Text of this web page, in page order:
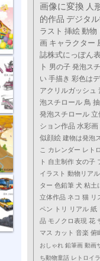
画像に変換 人
的作品 デジタ
ラスト 挿絵 動物
画 キャラクター
誌株式にっぽん
ト 男の子 発泡ス
い 手描き 彩色は
アクリルガッシュ
泡スチロール 鳥
発泡スチロール 立
ション作品 水彩画
似顔絵 建物は発泡
こ カレンダー レトロ
ト 自主制作 女の子
イラスト 動物リア
ター 色鉛筆 犬 粘土
立体作品 ネコ 猫 リ
ペン
トリ リアル 紙
品 モノクロ表現 花
マス カット 音楽 俯
おしゃれ 鉛筆画 動画
ち動物童話 レトロイ